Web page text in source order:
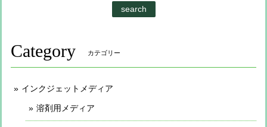
search
Category カテゴリー
インクジェットメディア
溶剤用メディア